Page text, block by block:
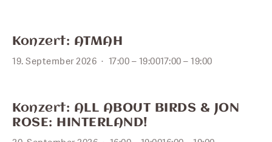
Konzert: ATMAH
19. September 2026
17:00 – 19:0017:00 – 19:00
20
Konzert: ALL ABOUT BIRDS & JON
ROSE: HINTERLAND!